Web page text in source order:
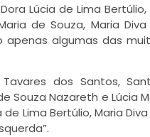
Lúcia de Lima
de Souza, Maria
apenas algumas das
dos Santos,
Souza Nazareth e Lúcia
Lima Bertúlio, Maria